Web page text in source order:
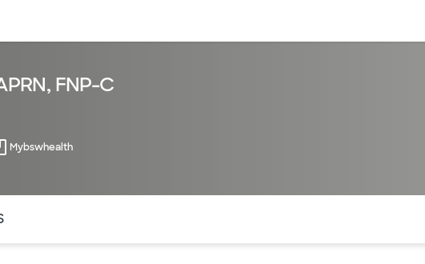
FNP-C
Mybswhealth